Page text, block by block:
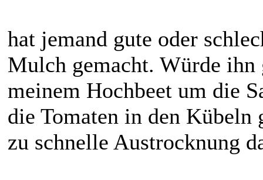
hat jemand gute oder
Mulch gemacht. Würde ihn
meinem Hochbeet um die
die Tomaten in den Kübeln
zu schnelle Austrocknung